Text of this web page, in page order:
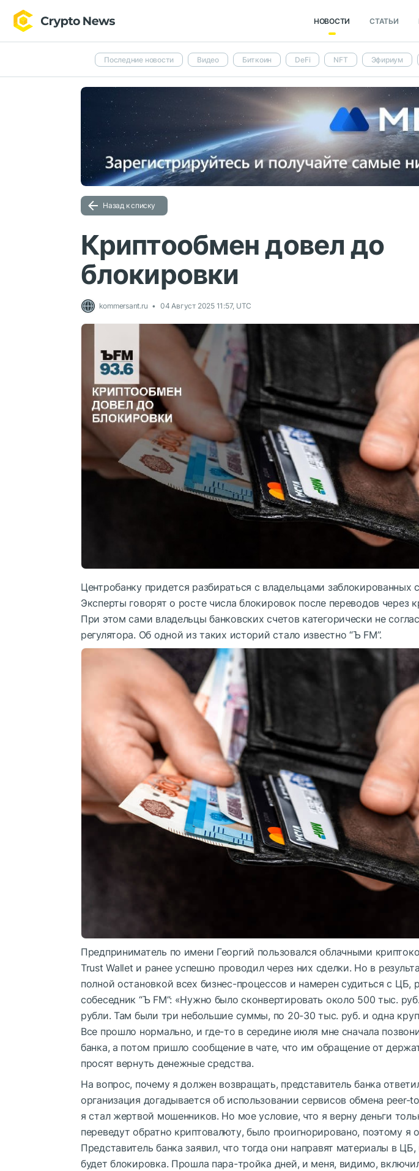
НОВОСТИ СТАТЬИ
Последние новости Видео Биткоин DeFi NFT Эфириум
Назад к списку
Криптообмен довел до
блокировки
kommersant.ru 04 Август 2025 11:57, UTC
Центробанку придется разбираться с владельцами заблокированных
Эксперты говорят о росте числа блокировок после переводов через
При этом сами владельцы банковских счетов категорически не
регулятора. Об одной из таких историй стало известно “Ъ FM”.
Предприниматель по имени Георгий пользовался облачными
Trust Wallet и ранее успешно проводил через них сделки. Но в
полной остановкой всех бизнес-процессов и намерен судиться с ЦБ,
собеседник “Ъ FM”: «Нужно было сконвертировать около 500 тыс.
рубли. Там были три небольшие суммы, по 20-30 тыс. руб. и одна
Все прошло нормально, и где-то в середине июля мне сначала
банка, а потом пришло сообщение в чате, что им обращение от
просят вернуть денежные средства.
На вопрос, почему я должен возвращать, представитель банка
организация догадывается об использовании сервисов обмена peer-
я стал жертвой мошенников. Но мое условие, что я верну деньги
переведут обратно криптовалюту, было проигнорировано, поэтому я
Представитель банка заявил, что тогда они направят материалы в
будет блокировка. Прошла пара-тройка дней, и меня, видимо,